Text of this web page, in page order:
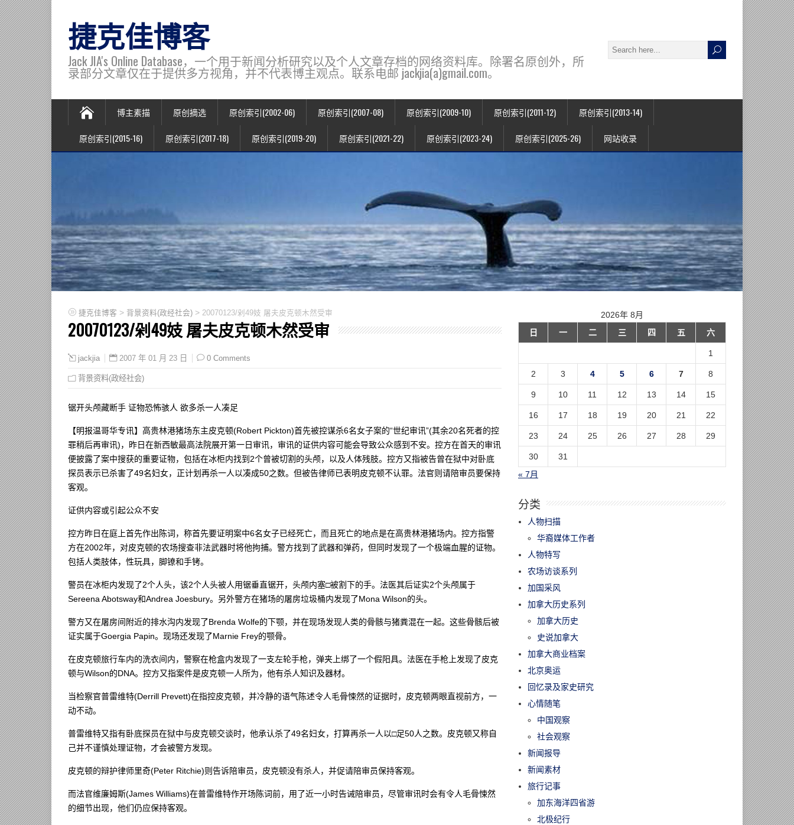
捷克佳博客
Jack JIA's Online Database，一个用于新闻分析研究以及个人文章存档的网络资料库。除署名原创外，所
录部分文章仅在于提供多方视角，并不代表博主观点。联系电邮 jackjia(a)gmail.com。
博主素描 原创摘选 原创索引(2002-06) 原创索引(2007-08) 原创索引(2009-10) 原创索引(2011-12) 原创索引(2013-14)
原创索引(2015-16) 原创索引(2017-18) 原创索引(2019-20) 原创索引(2021-22) 原创索引(2023-24) 原创索引(2025-26) 网站收录
捷克佳博客 > 背景资料(政经社会) > 20070123/剁49妓 屠夫皮克顿木然受审
20070123/剁49妓 屠夫皮克顿木然受审
jackjia 2007 年 01 月 23 日 0 Comments
背景资料(政经社会)
锯开头颅藏断手 证物恐怖骇人 欲多杀一人凑足
【明报温哥华专讯】高贵林港猪场东主皮克顿(Robert Pickton)首先被控谋杀6名女子案的“世纪审讯”(其余20名死者的控
罪稍后再审讯)，昨日在新西敏最高法院展开第一日审讯，审讯的证供内容可能会导致公众感到不安。控方在首天的审讯
便披露了案中搜获的重要证物，包括在冰柜内找到2个曾被切割的头颅，以及人体残肢。控方又指被告曾在狱中对卧底
探员表示已杀害了49名妇女，正计划再杀一人以凑成50之数。但被告律师已表明皮克顿不认罪。法官则请陪审员要保持
客观。
证供内容或引起公众不安
控方昨日在庭上首先作出陈词，称首先要证明案中6名女子已经死亡，而且死亡的地点是在高贵林港猪场内。控方指警
方在2002年，对皮克顿的农场搜查非法武器时将他拘捕。警方找到了武器和弹药，但同时发现了一个极端血腥的证物。
包括人类肢体，性玩具，脚镣和手铐。
警员在冰柜内发现了2个人头，该2个人头被人用锯垂直锯开，头颅内塞□被割下的手。法医其后证实2个头颅属于
Sereena Abotsway和Andrea Joesbury。另外警方在猪场的屠房垃圾桶内发现了Mona Wilson的头。
警方又在屠房间附近的排水沟内发现了Brenda Wolfe的下颚，并在现场发现人类的骨骸与猪粪混在一起。这些骨骸后被
证实属于Goergia Papin。现场还发现了Marnie Frey的颚骨。
在皮克顿旅行车内的洗衣间内，警察在枪盒内发现了一支左轮手枪，弹夹上绑了一个假阳具。法医在手枪上发现了皮克
顿与Wilson的DNA。控方又指案件是皮克顿一人所为，他有杀人知识及器材。
当检察官普雷维特(Derrill Prevett)在指控皮克顿，并冷静的语气陈述令人毛骨悚然的证据时，皮克顿两眼直视前方，一
动不动。
普雷维特又指有卧底探员在狱中与皮克顿交谈时，他承认杀了49名妇女，打算再杀一人以□足50人之数。皮克顿又称自
己并不谨慎处理证物，才会被警方发现。
皮克顿的辩护律师里奇(Peter Ritchie)则告诉陪审员，皮克顿没有杀人，并促请陪审员保持客观。
而法官维廉姆斯(James Williams)在普雷维特作开场陈词前，用了近一小时告诫陪审员，尽管审讯时会有令人毛骨悚然
的细节出现，他们仍应保持客观。
2026年 8月
日
一 二 三 四 五 六
1
2 3 4 5 6 7 8
9 10 11 12 13 14 15
16 17 18 19 20 21 22
23 24 25 26 27 28 29
30
31
« 7月
分类
人物扫描
华裔媒体工作者
人物特写
农场访谈系列
加国采风
加拿大历史系列
加拿大历史
史说加拿大
加拿大商业档案
北京奥运
回忆录及家史研究
心情随笔
中国观察
社会观察
新闻报导
新闻素材
旅行记事
加东海洋四省游
北极纪行